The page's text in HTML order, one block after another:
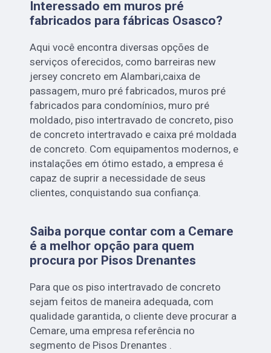
Interessado em muros pré
fabricados para fábricas Osasco?
Aqui você encontra diversas opções de
serviços oferecidos, como barreiras new
jersey concreto em Alambari,caixa de
passagem, muro pré fabricados, muros pré
fabricados para condomínios, muro pré
moldado, piso intertravado de concreto, piso
de concreto intertravado e caixa pré moldada
de concreto. Com equipamentos modernos, e
instalações em ótimo estado, a empresa é
capaz de suprir a necessidade de seus
clientes, conquistando sua confiança.
Saiba porque contar com a Cemare
é a melhor opção para quem
procura por Pisos Drenantes
Para que os piso intertravado de concreto
sejam feitos de maneira adequada, com
qualidade garantida, o cliente deve procurar a
Cemare, uma empresa referência no
segmento de Pisos Drenantes .